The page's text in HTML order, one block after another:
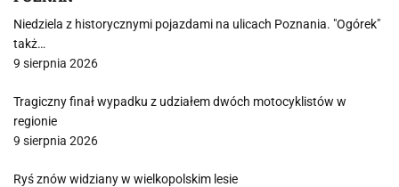
Niedziela z historycznymi pojazdami na ulicach Poznania. "Ogórek"
takż…
9 sierpnia 2026
Tragiczny finał wypadku z udziałem dwóch motocyklistów w
regionie
9 sierpnia 2026
Ryś znów widziany w wielkopolskim lesie